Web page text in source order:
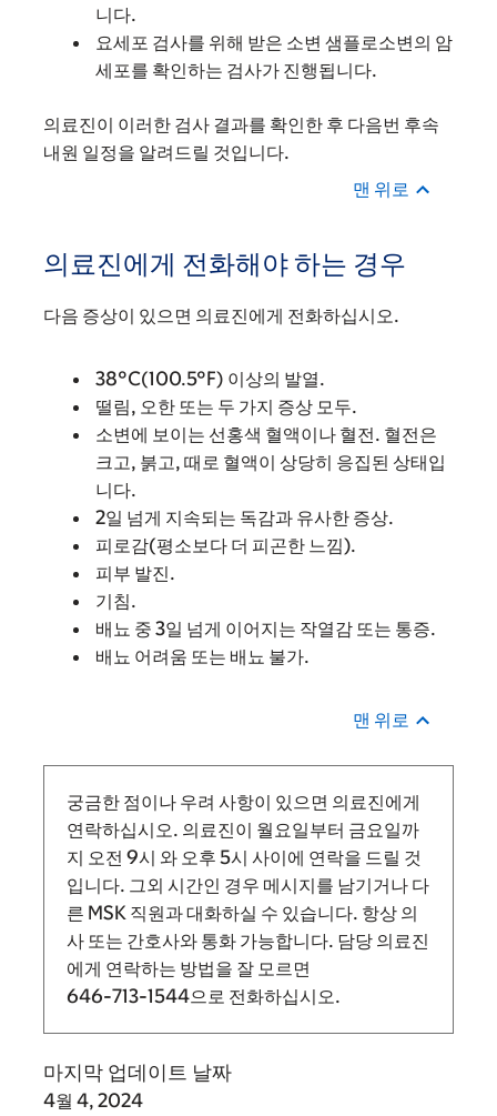
니다.
요세포 검사를 위해 받은 소변 샘플로소변의 암
세포를 확인하는 검사가 진행됩니다.
의료진이 이러한 검사 결과를 확인한 후 다음번 후속
내원 일정을 알려드릴 것입니다.
맨 위로
의료진에게 전화해야 하는 경우
다음 증상이 있으면 의료진에게 전화하십시오.
38°C(100.5°F) 이상의 발열.
떨림, 오한 또는 두 가지 증상 모두.
소변에 보이는 선홍색 혈액이나 혈전. 혈전은
크고, 붉고, 때로 혈액이 상당히 응집된 상태입
니다.
2일 넘게 지속되는 독감과 유사한 증상.
피로감(평소보다 더 피곤한 느낌).
피부 발진.
기침.
배뇨 중 3일 넘게 이어지는 작열감 또는 통증.
배뇨 어려움 또는 배뇨 불가.
맨 위로
궁금한 점이나 우려 사항이 있으면 의료진에게
연락하십시오. 의료진이 월요일부터 금요일까
지 오전 9시 와 오후 5시 사이에 연락을 드릴 것
입니다. 그외 시간인 경우 메시지를 남기거나 다
른 MSK 직원과 대화하실 수 있습니다. 항상 의
사 또는 간호사와 통화 가능합니다. 담당 의료진
에게 연락하는 방법을 잘 모르면
646-713-1544으로 전화하십시오.
마지막 업데이트 날짜
4월 4, 2024